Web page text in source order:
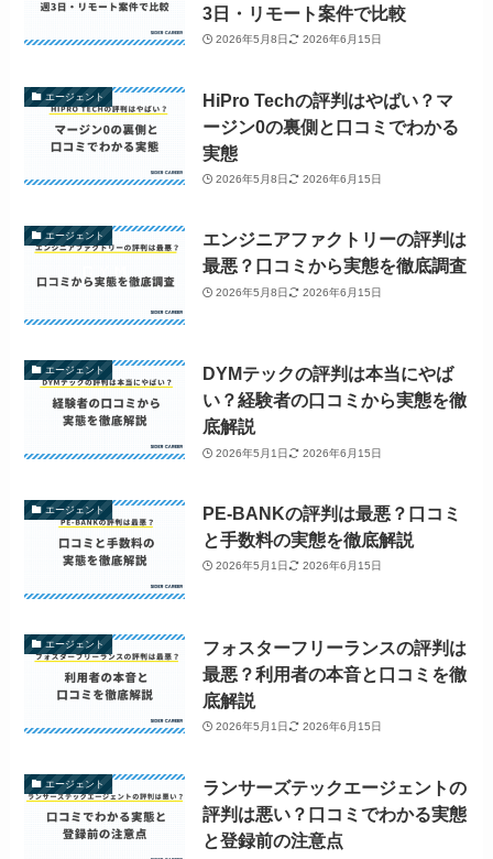
3日・リモート案件で比較
2026年5月8日 2026年6月15日
エージェント
HiPro Techの評判はやばい？マ
ージン0の裏側と口コミでわかる
実態
2026年5月8日 2026年6月15日
エージェント
エンジニアファクトリーの評判は
最悪？口コミから実態を徹底調査
2026年5月8日 2026年6月15日
エージェント
DYMテックの評判は本当にやば
い？経験者の口コミから実態を徹
底解説
2026年5月1日 2026年6月15日
エージェント
PE-BANKの評判は最悪？口コミ
と手数料の実態を徹底解説
2026年5月1日 2026年6月15日
エージェント
フォスターフリーランスの評判は
最悪？利用者の本音と口コミを徹
底解説
2026年5月1日 2026年6月15日
エージェント
ランサーズテックエージェントの
評判は悪い？口コミでわかる実態
と登録前の注意点